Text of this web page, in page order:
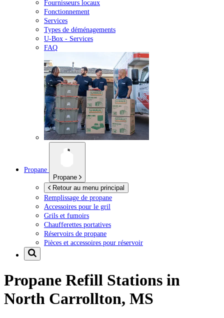
Fournisseurs locaux
Fonctionnement
Services
Types de déménagements
U-Box - Services
FAQ
Propane
Propane
Retour au menu principal
Remplissage de propane
Accessoires pour le gril
Grils et fumoirs
Chaufferettes portatives
Réservoirs de propane
Pièces et accessoires pour réservoir
Propane Refill Stations in
North Carrollton, MS